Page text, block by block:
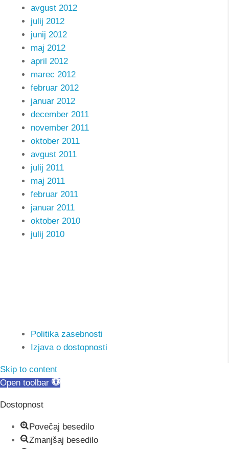
avgust 2012
julij 2012
junij 2012
maj 2012
april 2012
marec 2012
februar 2012
januar 2012
december 2011
november 2011
oktober 2011
avgust 2011
julij 2011
maj 2011
februar 2011
januar 2011
oktober 2010
julij 2010
Politika zasebnosti
Izjava o dostopnosti
Skip to content
Open toolbar
Dostopnost
Povečaj besedilo
Zmanjšaj besedilo